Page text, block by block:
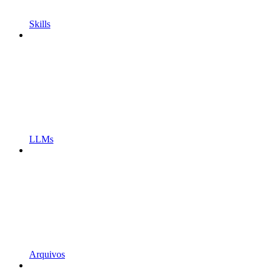
Skills
LLMs
Arquivos